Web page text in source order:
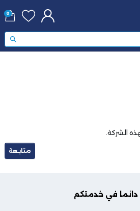
0
الشركة.
متابعة
في خدمتكم